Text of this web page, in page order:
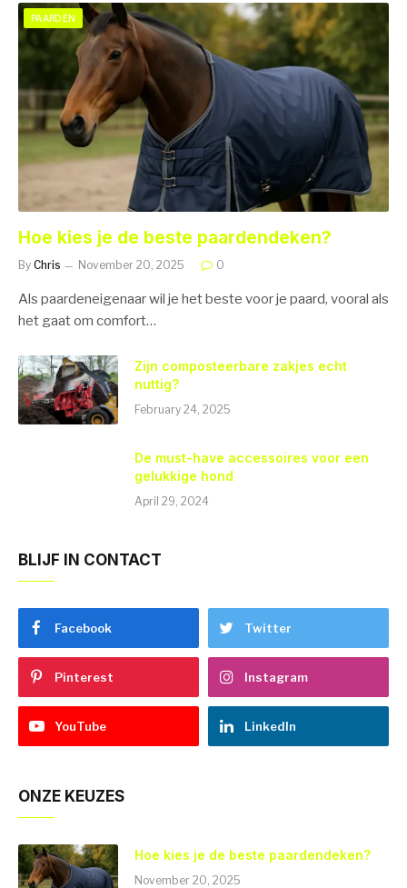
PAARDEN
Hoe kies je de beste paardendeken?
By Chris November 20, 2025 0
Als paardeneigenaar wil je het beste voor je paard, vooral als
het gaat om comfort…
Zijn composteerbare zakjes echt
nuttig?
February 24, 2025
De must-have accessoires voor een
gelukkige hond
April 29, 2024
BLIJF IN CONTACT
Facebook Twitter
Pinterest Instagram
YouTube LinkedIn
ONZE KEUZES
Hoe kies je de beste paardendeken?
November 20, 2025